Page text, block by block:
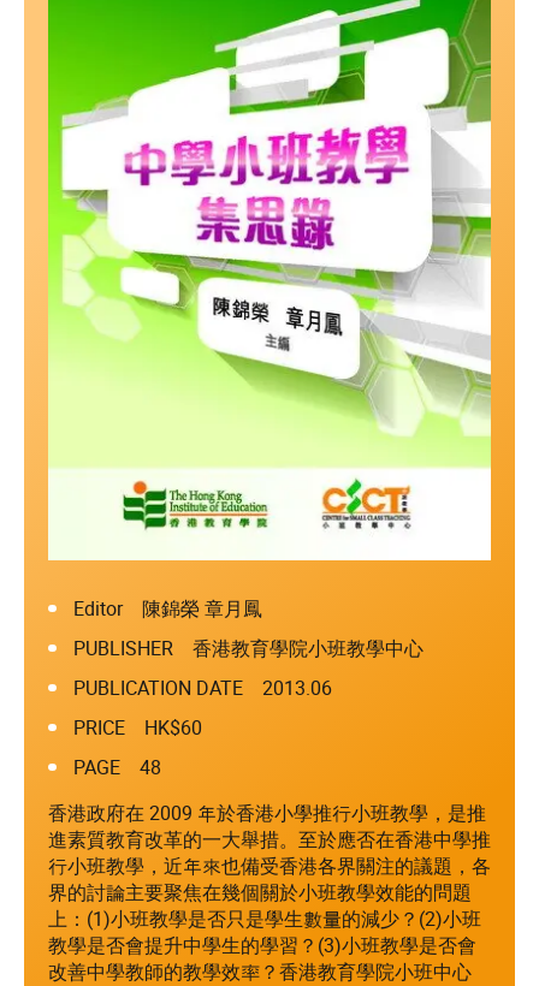
Editor 陳錦榮 章月鳳
PUBLISHER 香港教育學院小班教學中心
PUBLICATION DATE 2013.06
PRICE HK$60
PAGE 48
香港政府在 2009 年於香港小學推行小班教學，是推
進素質教育改革的一大舉措。至於應否在香港中學推
行小班教學，近年來也備受香港各界關注的議題，各
界的討論主要聚焦在幾個關於小班教學效能的問題
上：(1)小班教學是否只是學生數量的減少？(2)小班
教學是否會提升中學生的學習？(3)小班教學是否會
改善中學教師的教學效率？香港教育學院小班中心